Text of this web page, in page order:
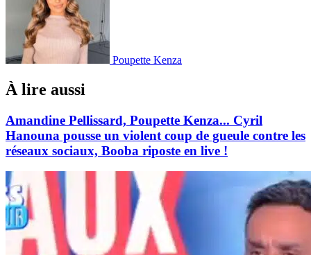
Poupette Kenza
À lire aussi
Amandine Pellissard, Poupette Kenza... Cyril
Hanouna pousse un violent coup de gueule contre les
réseaux sociaux, Booba riposte en live !